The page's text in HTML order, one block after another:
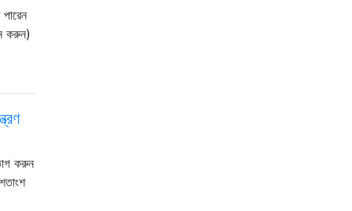
করুন)
করুন